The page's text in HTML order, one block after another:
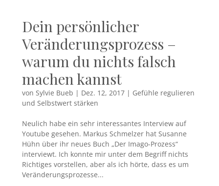
Dein persönlicher
Veränderungsprozess –
warum du nichts falsch
machen kannst
von Sylvie Bueb | Dez. 12, 2017| Gefühle regulieren
und Selbstwert stärken
Neulich habe ein sehr interessantes Interview auf
Youtube gesehen. Markus Schmelzer hat Susanne
Hühn über ihr neues Buch „Der Imago-Prozess“
interviewt. Ich konnte mir unter dem Begriff nichts
Richtiges vorstellen, aber als ich hörte, dass es um
Veränderungsprozesse...